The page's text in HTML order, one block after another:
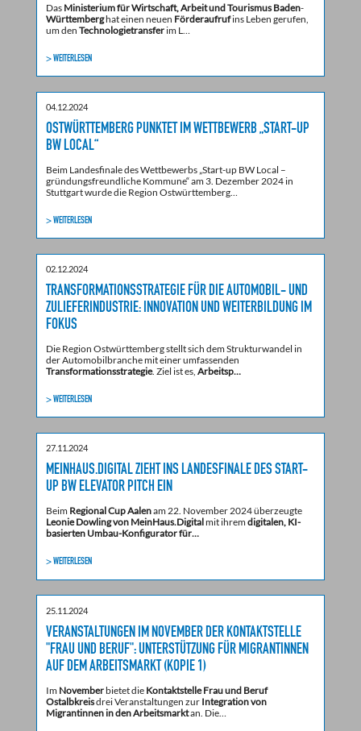
Das Ministerium für Wirtschaft, Arbeit und Tourismus Baden-
Württemberghat einen neuen Förderaufrufins Leben gerufen,
um denTechnologietransferim L…
> WEITERLESEN
04.12.2024
OSTWÜRTTEMBERG PUNKTET IM WETTBEWERB „START-UP
BW LOCAL“
Beim Landesfinale des Wettbewerbs „Start-up BW Local –
gründungsfreundliche Kommune“ am 3. Dezember 2024 in
Stuttgart wurde die Region Ostwürttemberg…
> WEITERLESEN
02.12.2024
TRANSFORMATIONSSTRATEGIE FÜR DIE AUTOMOBIL- UND
ZULIEFERINDUSTRIE: INNOVATION UND WEITERBILDUNG IM
FOKUS
Die Region Ostwürttemberg stellt sich dem Strukturwandel in
der Automobilbranche mit einer umfassenden
Transformationsstrategie. Ziel ist es,Arbeitsp…
> WEITERLESEN
27.11.2024
MEINHAUS.DIGITAL ZIEHT INS LANDESFINALE DES START-
UP BW ELEVATOR PITCH EIN
Beim Regional Cup Aalenam 22. November 2024 überzeugte
Leonie Dowling von MeinHaus.Digitalmit ihremdigitalen, KI-
basierten Umbau-Konfigurator für…
> WEITERLESEN
25.11.2024
VERANSTALTUNGEN IM NOVEMBER DER KONTAKTSTELLE
"FRAU UND BERUF": UNTERSTÜTZUNG FÜR MIGRANTINNEN
AUF DEM ARBEITSMARKT (KOPIE 1)
Im November bietet die Kontaktstelle Frau und Beruf
Ostalbkreisdrei Veranstaltungen zur Integration von
Migrantinnen in den Arbeitsmarktan. Die…